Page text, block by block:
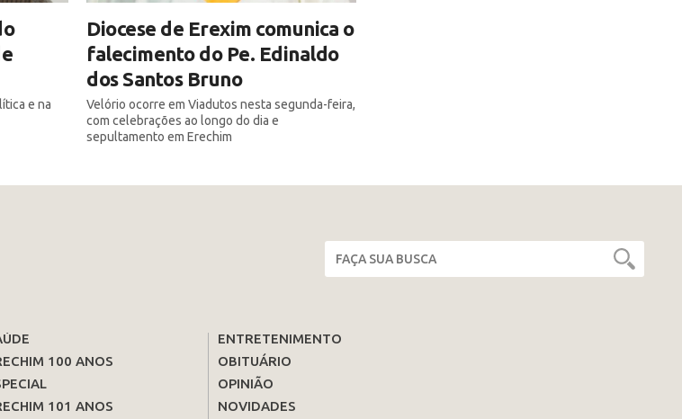
e na
Diocese de Erexim comunica o
falecimento do Pe. Edinaldo
dos Santos Bruno
Velório ocorre em Viadutos nesta segunda-feira,
com celebrações ao longo do dia e
sepultamento em Erechim
100 ANOS
101 ANOS
ENTRETENIMENTO
OBITUÁRIO
OPINIÃO
NOVIDADES